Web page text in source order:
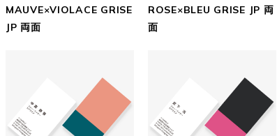
MAUVE×VIOLACE GRISE
JP 両面
ROSE×BLEU GRISE JP 両
面